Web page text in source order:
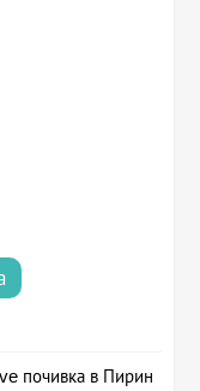
почивка в Пирин